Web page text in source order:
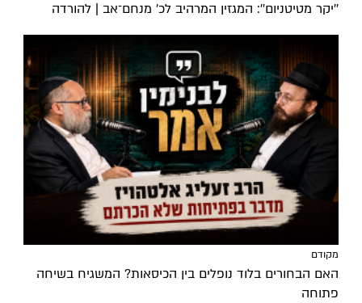
''יקר מטיטניום'': המגזין המרהיב לכ’ מנחם־אב | להורדה
מקודם
האם הבחורים בלוד נופלים בין הכיסאות? המשגיח בשיחה
פתוחה